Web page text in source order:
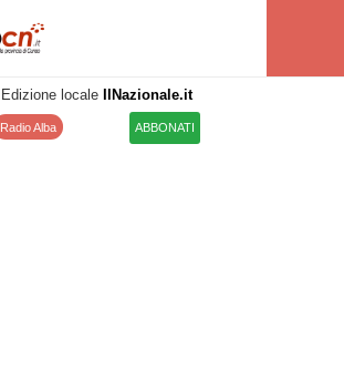
Edizione locale IlNazionale.it
Radio Alba ABBONATI